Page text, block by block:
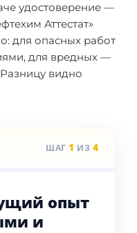
удостоверение —
Аттестат»
для опасных работ
для вредных —
видно
ШАГ 1 ИЗ 4
опыт
и